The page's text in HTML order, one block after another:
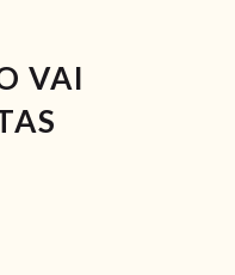
VAI